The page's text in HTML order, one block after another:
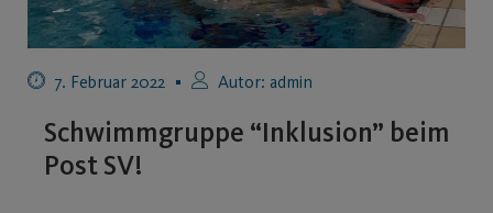
7. Februar 2022 Autor: admin
Schwimmgruppe “Inklusion” beim
Post SV!